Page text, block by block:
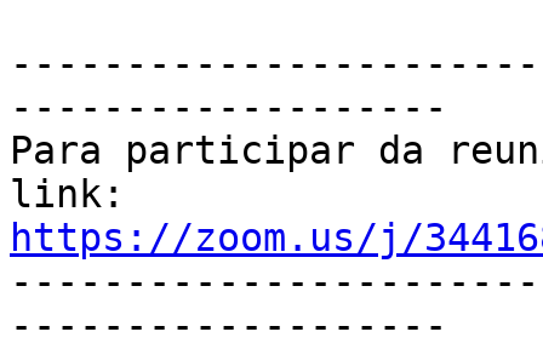
-------------------
Para participar da
https://zoom.us/j/
-------------------